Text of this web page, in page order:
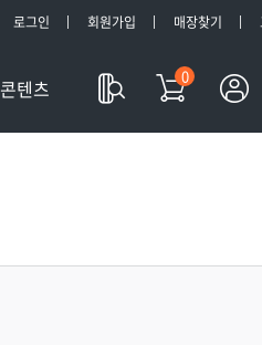
로그인 회원가입 매장찾기
콘텐츠 0
나
m